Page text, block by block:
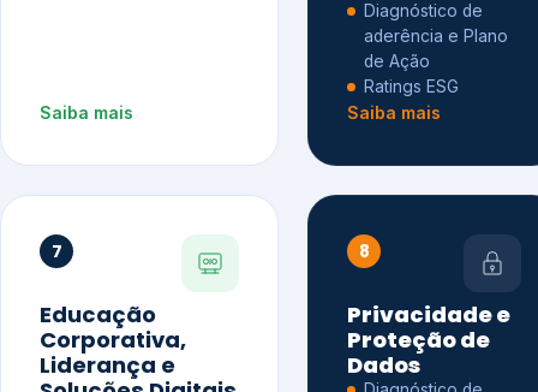
Saiba mais
Diagnóstico de
aderência e Plano
de Ação
Ratings ESG
Saiba mais
7
Educação
Corporativa,
Liderança e
8
Privacidade e
Proteção de
Dados